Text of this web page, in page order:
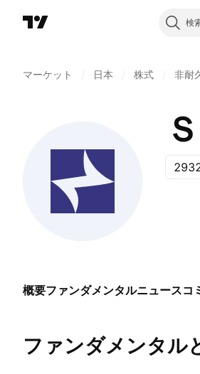
検
マーケット 日本 株式 非耐
概要ファンダメンタルニュースコ
ファンダメンタル